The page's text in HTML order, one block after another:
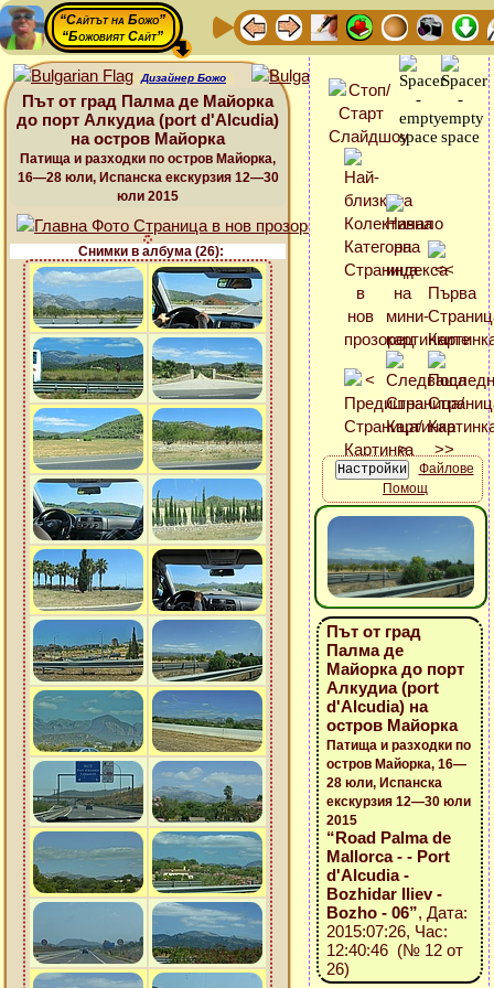
“Сайтът на Божо”
“Божовият Сайт”
Дизайнер Божо
Път от град Палма де Майорка
до порт Алкудиа (port d'Alcudia)
на остров Майорка
Патища и разходки по остров Майорка,
16—28 юли, Испанска екскурзия 12—30
юли 2015
Снимки в албума (26):
Файлове
Помощ
Път от град
Палма де
Майорка до порт
Алкудиа (port
d'Alcudia) на
остров Майорка
Патища и разходки по
остров Майорка, 16—
28 юли, Испанска
екскурзия 12—30 юли
2015
“Road Palma de
Mallorca - - Port
d'Alcudia -
Bozhidar Iliev -
Bozho - 06”, Дата:
2015:07:26, Час:
12:40:46 (№ 12 от
26)